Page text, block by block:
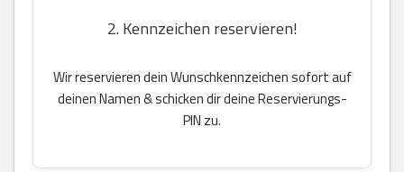
2. Kennzeichen reservieren!
Wir reservieren dein Wunschkennzeichen sofort auf
deinen Namen & schicken dir deine Reservierungs-
PIN zu.